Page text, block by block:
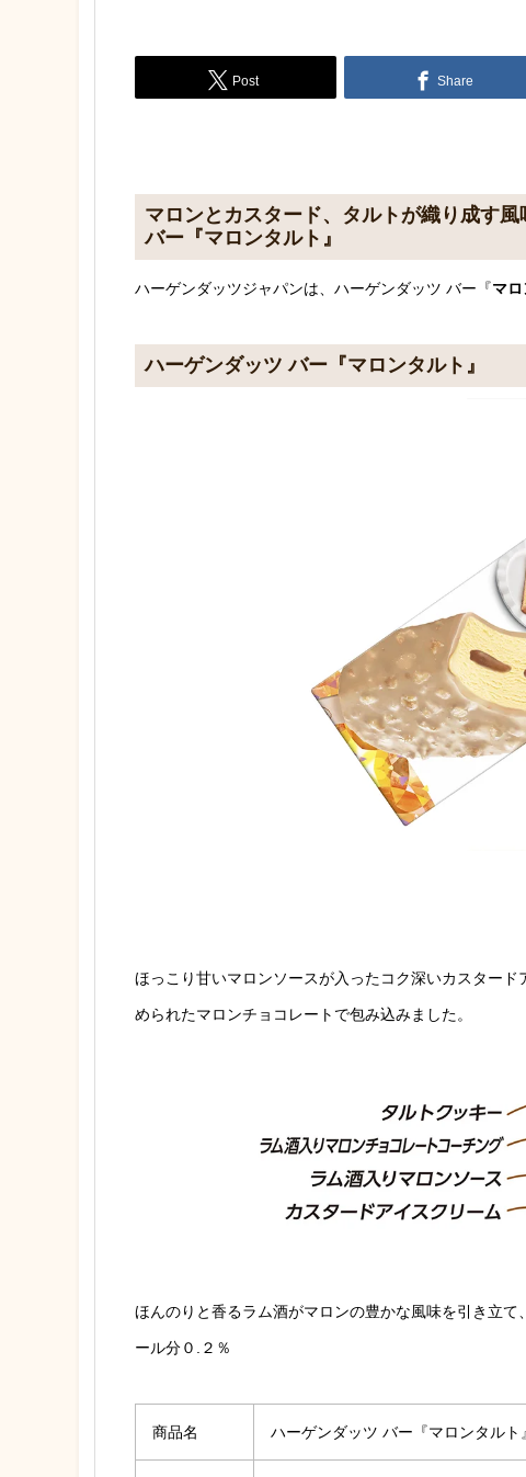
Post Share
マロンとカスタード、タルトが織り成す
バー『マロンタルト』
ハーゲンダッツジャパンは、ハーゲンダッツ バー『マロ
ハーゲンダッツ バー『マロンタルト』
ほっこり甘いマロンソースが入ったコク深いカスタード
められたマロンチョコレートで包み込みました。
ほんのりと香るラム酒がマロンの豊かな風味を引き立
ール分０.２％
商品名 ハーゲンダッツ バー『マロンタルト』